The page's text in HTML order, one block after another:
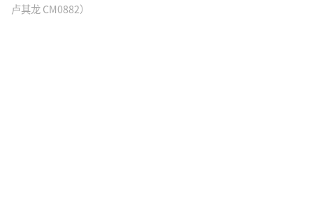
卢其龙 CM0882）